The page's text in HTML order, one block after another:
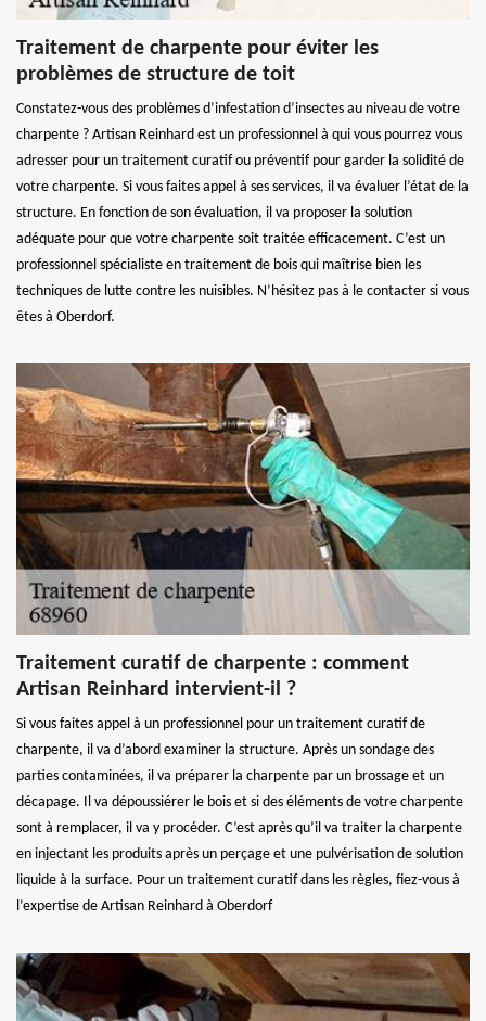
Traitement de charpente pour éviter les
problèmes de structure de toit
Constatez-vous des problèmes d’infestation d’insectes au niveau de votre
charpente ? Artisan Reinhard est un professionnel à qui vous pourrez vous
adresser pour un traitement curatif ou préventif pour garder la solidité de
votre charpente. Si vous faites appel à ses services, il va évaluer l’état de la
structure. En fonction de son évaluation, il va proposer la solution
adéquate pour que votre charpente soit traitée efficacement. C’est un
professionnel spécialiste en traitement de bois qui maîtrise bien les
techniques de lutte contre les nuisibles. N’hésitez pas à le contacter si vous
êtes à Oberdorf.
Traitement curatif de charpente : comment
Artisan Reinhard intervient-il ?
Si vous faites appel à un professionnel pour un traitement curatif de
charpente, il va d’abord examiner la structure. Après un sondage des
parties contaminées, il va préparer la charpente par un brossage et un
décapage. Il va dépoussiérer le bois et si des éléments de votre charpente
sont à remplacer, il va y procéder. C’est après qu’il va traiter la charpente
en injectant les produits après un perçage et une pulvérisation de solution
liquide à la surface. Pour un traitement curatif dans les règles, fiez-vous à
l’expertise de Artisan Reinhard à Oberdorf